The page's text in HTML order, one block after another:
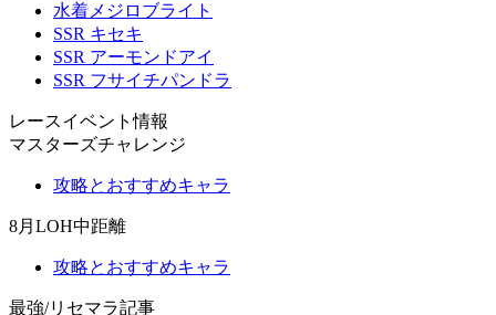
水着メジロブライト
SSR キセキ
SSR アーモンドアイ
SSR フサイチパンドラ
レースイベント情報
マスターズチャレンジ
攻略とおすすめキャラ
8月LOH中距離
攻略とおすすめキャラ
最強/リセマラ記事